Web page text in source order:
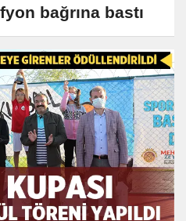
bağrına bastı